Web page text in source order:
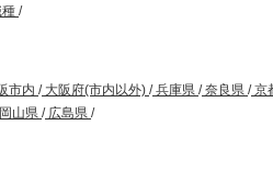
/
市内 /大阪府(市内以外) /兵庫県 /奈良県 /京
山県 /広島県 /